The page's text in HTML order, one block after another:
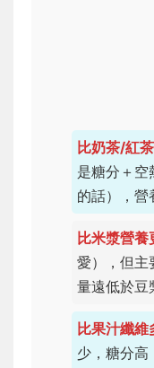
比奶茶/紅
是糖分＋空
的話），營
比米漿營養
愛），但主
量遠低於豆
比果汁纖維
少，糖分高